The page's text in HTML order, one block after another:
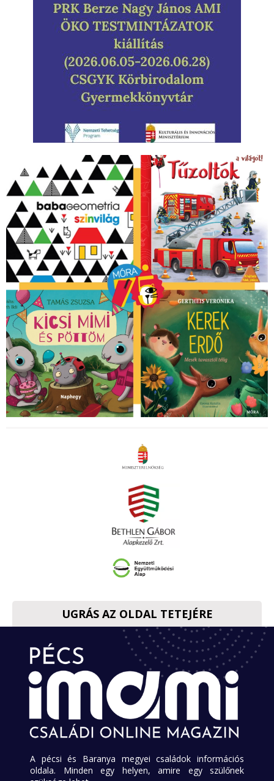
UGRÁS AZ OLDAL TETEJÉRE
A pécsi és Baranya megyei családok információs
oldala. Minden egy helyen, amire egy szülőnek